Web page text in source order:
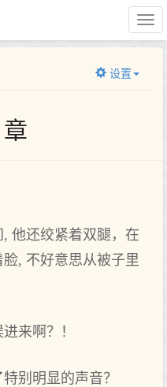
设置
他‌还绞紧着双腿，在
, 不好意思从被子里
来啊？！
别明显的‌声音？